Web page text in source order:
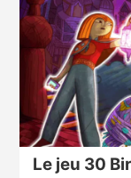
Le jeu 30